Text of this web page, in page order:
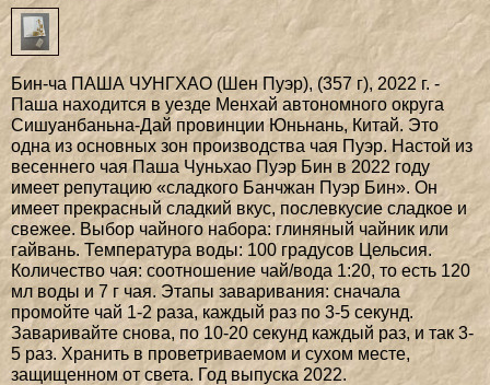
Бин-ча ПАША ЧУНГХАО (Шен Пуэр), (357 г), 2022 г. -
Паша находится в уезде Менхай автономного округа
Сишуанбаньна-Дай провинции Юньнань, Китай. Это
одна из основных зон производства чая Пуэр. Настой из
весеннего чая Паша Чуньхао Пуэр Бин в 2022 году
имеет репутацию «сладкого Банчжан Пуэр Бин». Он
имеет прекрасный сладкий вкус, послевкусие сладкое и
свежее. Выбор чайного набора: глиняный чайник или
гайвань. Температура воды: 100 градусов Цельсия.
Количество чая: соотношение чай/вода 1:20, то есть 120
мл воды и 7 г чая. Этапы заваривания: сначала
промойте чай 1-2 раза, каждый раз по 3-5 секунд.
Заваривайте снова, по 10-20 секунд каждый раз, и так 3-
5 раз. Хранить в проветриваемом и сухом месте,
защищенном от света. Год выпуска 2022.